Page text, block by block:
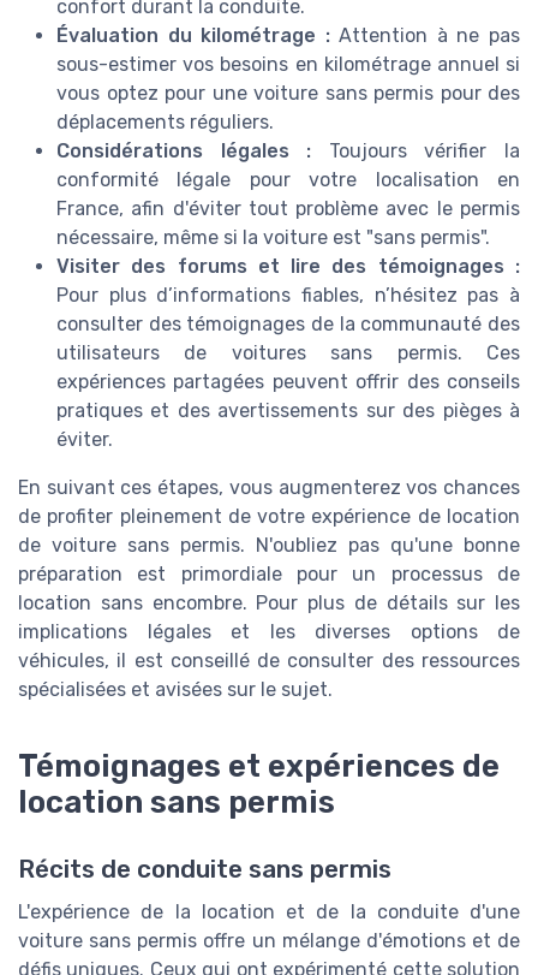
confort durant la conduite.
Évaluation du kilométrage :Attention à ne pas
sous-estimer vos besoins en kilométrage annuel si
vous optez pour une voiture sans permis pour des
déplacements réguliers.
Considérations légales : Toujours vérifier la
conformité légale pour votre localisation en
France, afin d'éviter tout problème avec le permis
nécessaire, même si la voiture est "sans permis".
Visiter des forums et lire des témoignages :
Pour plus d’informations fiables, n’hésitez pas à
consulter des témoignages de la communauté des
utilisateurs de voitures sans permis. Ces
expériences partagées peuvent offrir des conseils
pratiques et des avertissements sur des pièges à
éviter.
En suivant ces étapes, vous augmenterez vos chances
de profiter pleinement de votre expérience de location
de voiture sans permis. N'oubliez pas qu'une bonne
préparation est primordiale pour un processus de
location sans encombre. Pour plus de détails sur les
implications légales et les diverses options de
véhicules, il est conseillé de consulter des ressources
spécialisées et avisées sur le sujet.
Témoignages et expériences de
location sans permis
Récits de conduite sans permis
L'expérience de la location et de la conduite d'une
voiture sans permis offre un mélange d'émotions et de
défis uniques. Ceux qui ont expérimenté cette solution